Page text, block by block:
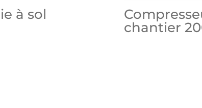
à sol
chantier